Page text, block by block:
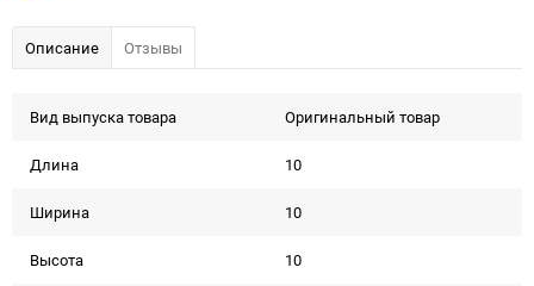
Описание Отзывы
Вид выпуска товара Оригинальный товар
Длина 10
Ширина 10
Высота 10